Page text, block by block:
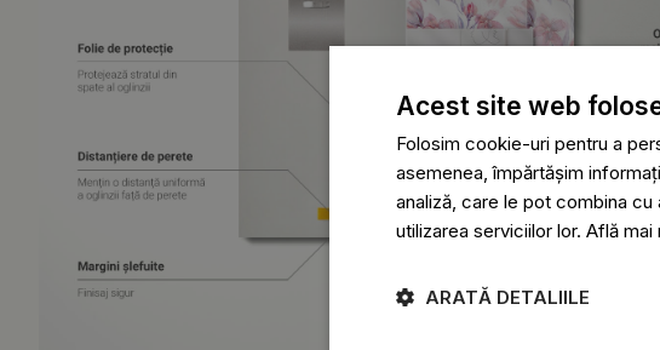
Acest site web
Folosim cookie-uri pentru a
asemenea, împărtășim
analiză, care le pot combina
utilizarea serviciilor lor. Află mai
ARATĂ DETALIILE